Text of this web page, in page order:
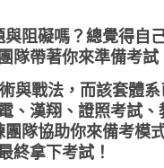
阻礙嗎？總覺得自
隊帶著你來準備考試
與戰法，而該套體
、漢翔、證照考試
隊協助你來備考模
終拿下考試！